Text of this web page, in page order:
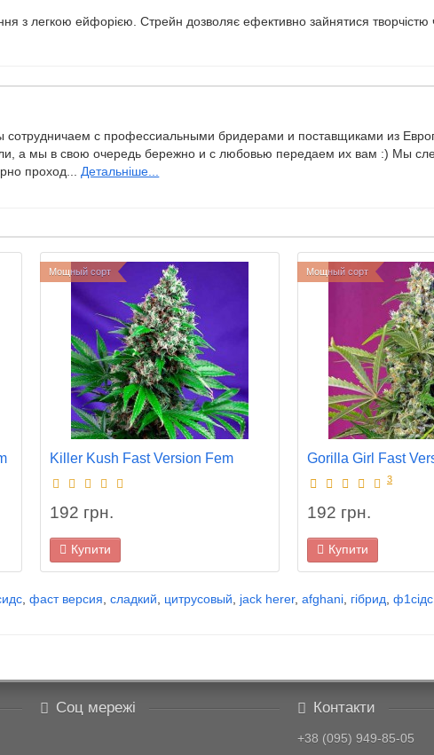
з легкою ейфорією. Стрейн дозволяє ефективно зайнятися
с профессиальными бридерами и поставщиками из
а мы в свою очередь бережно и с любовью передаем их вам :) Мы
проход...Детальніше...
Мощный сорт
Killer Kush Fast Version Fem
192 грн.
Купити
Мощный сорт
Gorilla Girl Fast
3
192 грн.
Купити
, фаст версия, сладкий, цитрусовый, jack herer, afghani, гібрид, ф1сідс
Соц мережі Контакти
+38 (095) 949-85-05